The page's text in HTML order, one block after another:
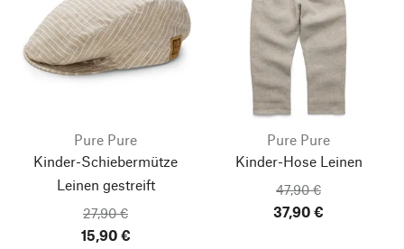
Pure Pure
Kinder-Schiebermütze
Leinen gestreift
27,90 €
15,90 €
Pure Pure
Kinder-Hose Leinen
47,90 €
37,90 €